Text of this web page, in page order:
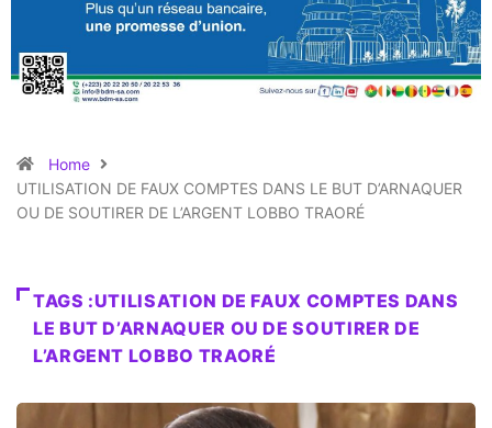
Home
UTILISATION DE FAUX COMPTES DANS LE BUT D’ARNAQUER
OU DE SOUTIRER DE L’ARGENT LOBBO TRAORÉ
TAGS :UTILISATION DE FAUX COMPTES DANS
LE BUT D’ARNAQUER OU DE SOUTIRER DE
L’ARGENT LOBBO TRAORÉ